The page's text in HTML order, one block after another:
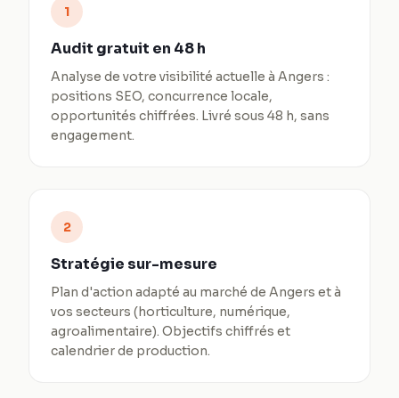
1
Audit gratuit en 48 h
Analyse de votre visibilité actuelle à Angers :
positions SEO, concurrence locale,
opportunités chiffrées. Livré sous 48 h, sans
engagement.
2
Stratégie sur-mesure
Plan d'action adapté au marché de Angers et à
vos secteurs (horticulture, numérique,
agroalimentaire). Objectifs chiffrés et
calendrier de production.